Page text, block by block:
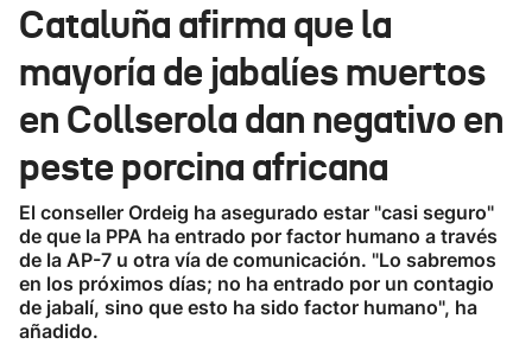
Ikusmiran
Eguraldia
Cataluña afirma que la
mayoría de jabalíes muertos
en Collserola dan negativo en
peste porcina africana
El conseller Ordeig ha asegurado estar "casi seguro"
de que la PPA ha entrado por factor humano a través
de la AP-7 u otra vía de comunicación. "Lo sabremos
en los próximos días; no ha entrado por un contagio
de jabalí, sino que esto ha sido factor humano", ha
añadido.